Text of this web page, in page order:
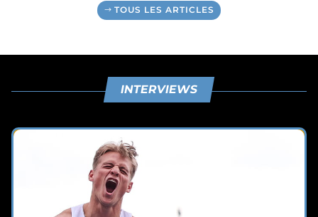
TOUS LES ARTICLES
INTERVIEWS